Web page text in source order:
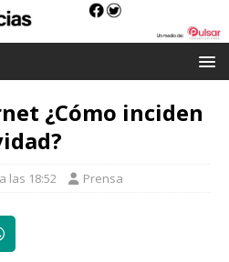
¿Cómo inciden
las 18:52 Prensa